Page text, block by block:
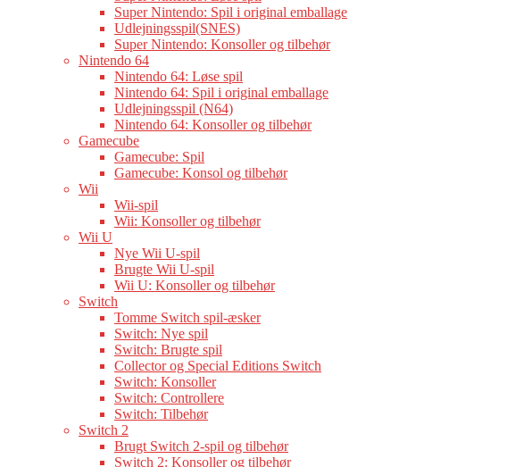
Super Nintendo: Spil i original emballage
Udlejningsspil(SNES)
Super Nintendo: Konsoller og tilbehør
Nintendo 64
Nintendo 64: Løse spil
Nintendo 64: Spil i original emballage
Udlejningsspil (N64)
Nintendo 64: Konsoller og tilbehør
Gamecube
Gamecube: Spil
Gamecube: Konsol og tilbehør
Wii
Wii-spil
Wii: Konsoller og tilbehør
Wii U
Nye Wii U-spil
Brugte Wii U-spil
Wii U: Konsoller og tilbehør
Switch
Tomme Switch spil-æsker
Switch: Nye spil
Switch: Brugte spil
Collector og Special Editions Switch
Switch: Konsoller
Switch: Controllere
Switch: Tilbehør
Switch 2
Brugt Switch 2-spil og tilbehør
Switch 2: Konsoller og tilbehør